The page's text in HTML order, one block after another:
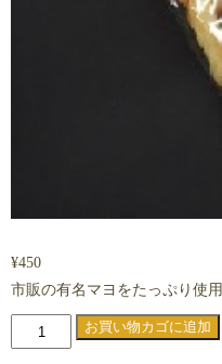
¥450
市販の有名マヨをたっぷり使
ヨ
お買い物カゴに追加